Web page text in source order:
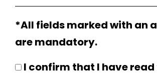
*All fields marked with an
are mandatory.
I confirm that I have read